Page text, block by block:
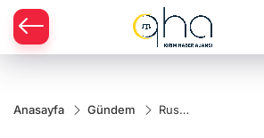
Anasayfa Gündem
Rus